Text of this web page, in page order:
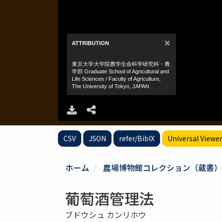
CSV JSON refer/BibIX Universal Viewer
ホーム 農場博物館コレクション（蔵書）
葡萄酒管理法
ブドウシュ カンリホウ